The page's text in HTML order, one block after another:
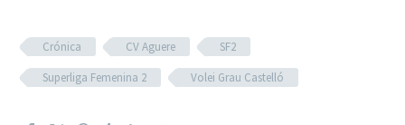
Crónica CV Aguere
SF2
Superliga Femenina 2
Volei Grau Castelló